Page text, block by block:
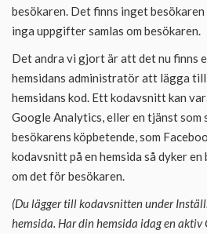
besökaren. Det finns inget
inga uppgifter samlas om besökaren.
Det andra vi gjort är att det nu finns
hemsidans administratör att lägga
hemsidans kod. Ett kodavsnitt kan
Google Analytics, eller en tjänst som
besökarens köpbetende, som
kodavsnitt på en hemsida så dyker
om det för besökaren.
(Du lägger till kodavsnitten under
hemsida. Har din hemsida idag en